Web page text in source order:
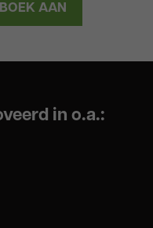
AAN
in o.a.: